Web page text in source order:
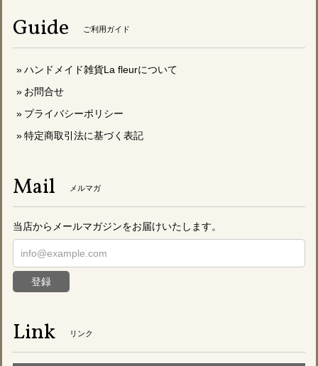
Guide ご利用ガイド
ハンドメイド雑貨La fleurについて
お問合せ
プライバシーポリシー
特定商取引法に基づく表記
Mail メルマガ
当店からメールマガジンをお届けいたします。
登録
Link リンク